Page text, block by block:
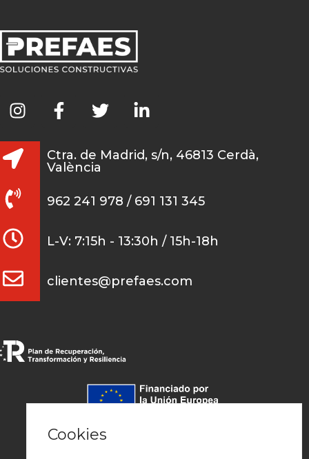
Ctra. de Madrid, s/n, 46813 Cerdà,
València
962 241 978 / 691 131 345
L-V: 7:15h - 13:30h / 15h-18h
clientes@prefaes.com
Cookies